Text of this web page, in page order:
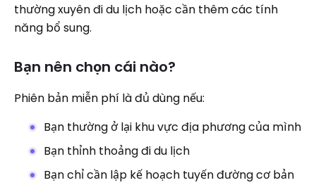
thường xuyên đi du lịch hoặc cần thêm các tính
năng bổ sung.
Bạn nên chọn cái nào?
Phiên bản miễn phí là đủ dùng nếu:
Bạn thường ở lại khu vực địa phương của mình
Bạn thỉnh thoảng đi du lịch
Bạn chỉ cần lập kế hoạch tuyến đường cơ bản